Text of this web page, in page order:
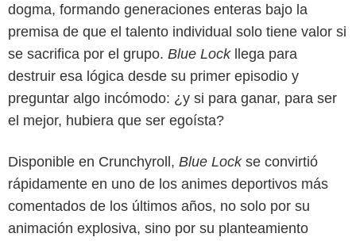
dogma, formando generaciones enteras bajo la
premisa de que el talento individual solo tiene valor si
se sacrifica por el grupo. Blue Lock llega para
destruir esa lógica desde su primer episodio y
preguntar algo incómodo: ¿y si para ganar, para ser
el mejor, hubiera que ser egoísta?
Disponible en Crunchyroll, Blue Lockse convirtió
rápidamente en uno de los animes deportivos más
comentados de los últimos años, no solo por su
animación explosiva, sino por su planteamiento
Crunchyroll